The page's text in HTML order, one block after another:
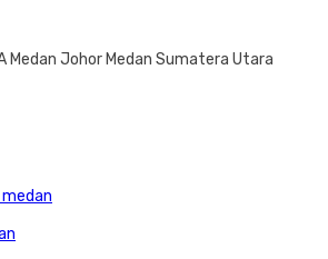
Medan Johor Medan Sumatera Utara